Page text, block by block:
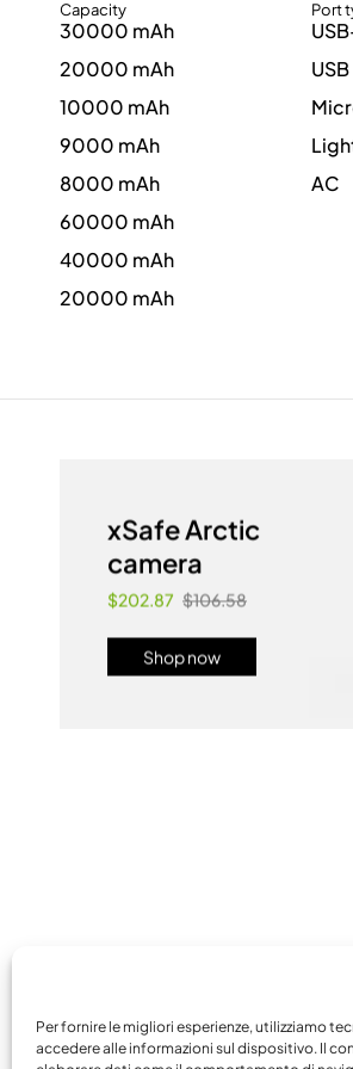
Per fornire le migliori esperienze, utilizziamo
accedere alle informazioni sul dispositivo. Il
Capacity
30000 mAh
20000 mAh
10000 mAh
9000 mAh
8000 mAh
60000 mAh
40000 mAh
20000 mAh
Port
USB
AC
xSafe Arctic
camera
$202.87 $106.58
Shop now